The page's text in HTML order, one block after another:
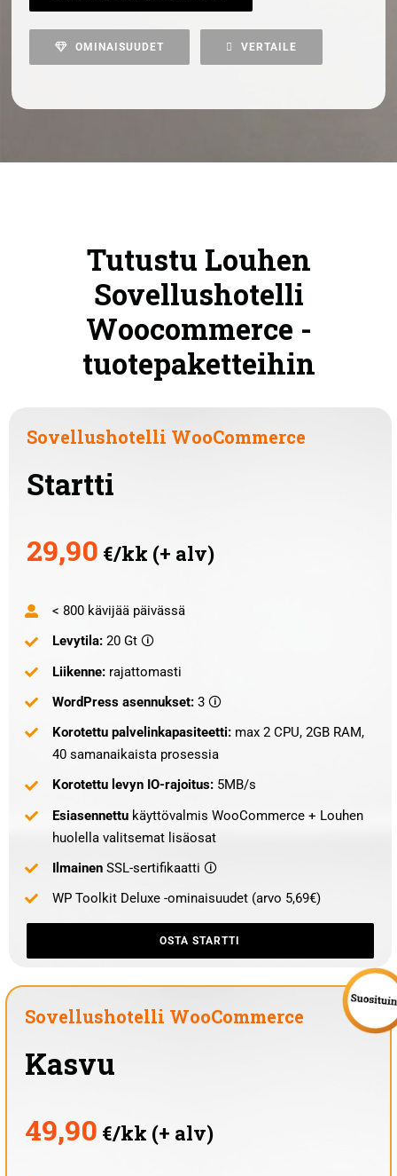
OMINAISUUDET VERTAILE
Tutustu Louhen
Sovellushotelli
Woocommerce -
tuotepaketteihin
Sovellushotelli WooCommerce
Startti
29,90 €/kk (+ alv)
< 800 kävijää päivässä
Levytila:20 Gt 🛈
Liikenne:rajattomasti
WordPress asennukset: 3 🛈
Korotettu palvelinkapasiteetti:max 2 CPU, 2GB RAM,
40 samanaikaista prosessia
Korotettu levyn IO-rajoitus:5MB/s
Esiasennettukäyttövalmis WooCommerce + Louhen
huolella valitsemat lisäosat
Ilmainen SSL-sertifikaatti 🛈
WP Toolkit Deluxe -ominaisuudet (arvo 5,69€)
OSTA STARTTI
Sovellushotelli WooCommerce
Kasvu
49,90 €/kk (+ alv)